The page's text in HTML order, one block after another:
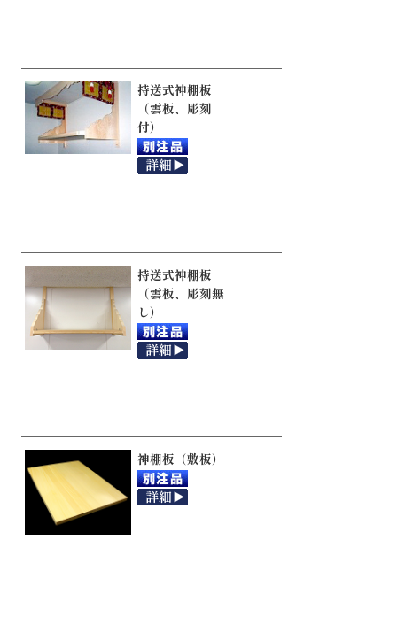
持送式神棚板
（雲板、彫刻
付）
持送式神棚板
（雲板、彫刻無
し）
神棚板（敷板）